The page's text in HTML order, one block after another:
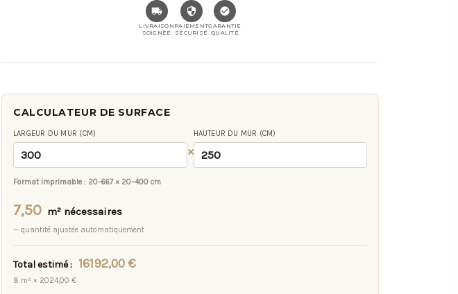
LIVRAISON
SOIGNÉE
PAIEMENT
SÉCURISÉ
GARANTIE
QUALITÉ
CALCULATEUR DE SURFACE
LARGEUR DU MUR (CM)
×
HAUTEUR DU MUR (CM)
Format imprimable : 20–667 × 20–400 cm
7,50 m² nécessaires
— quantité ajustée automatiquement
Total estimé : 16192,00 €
8 m² × 2024,00 €